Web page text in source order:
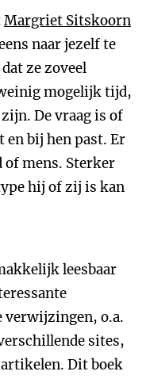
Margriet Sitskoorn
naar jezelf te
ze zoveel
mogelijk tijd,
De vraag is of
en bij hen past. Er
mens. Sterker
hij of zij is kan
leesbaar
o.a.
sites,
Dit boek